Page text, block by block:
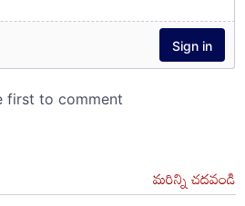
మరిన్ని చదవండి